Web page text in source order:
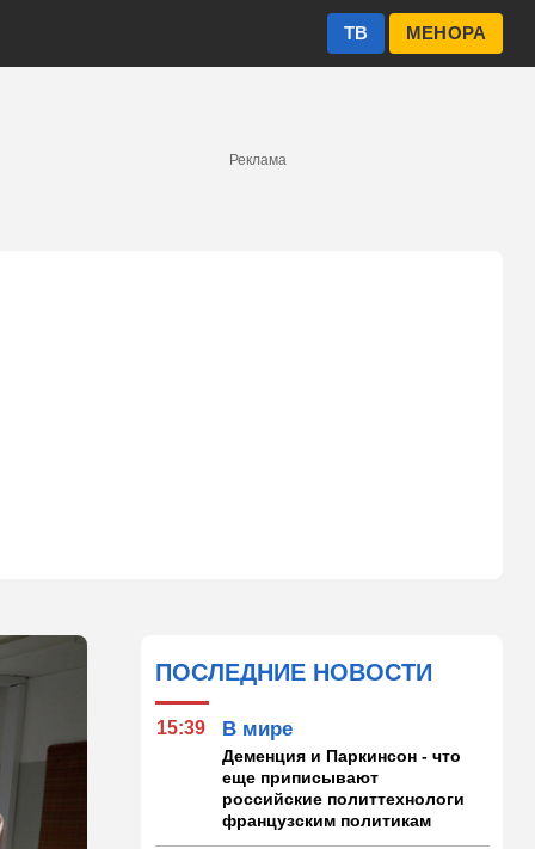
МЕНОРА
ТВ
Реклама
ПОСЛЕДНИЕ НОВОСТИ
15:39 В мире
Деменция и Паркинсон - что
еще приписывают
российские политтехнологи
французским политикам